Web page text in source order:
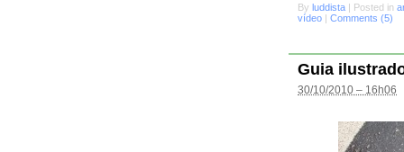
By luddista | Posted in
vídeo | Comments (5)
Guia
30/10/2010 – 16h06